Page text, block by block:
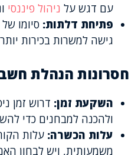
עם דגש על ניהול פיננסי
פתיחת דלתות: סיומו
גישה למשרות בכירות
חסרונות הנהלת
השקעת זמן: דרוש זמן
ולהכנה למבחנים כדי
עלות הכשרה: עלות
משמעותית, ויש לבחון